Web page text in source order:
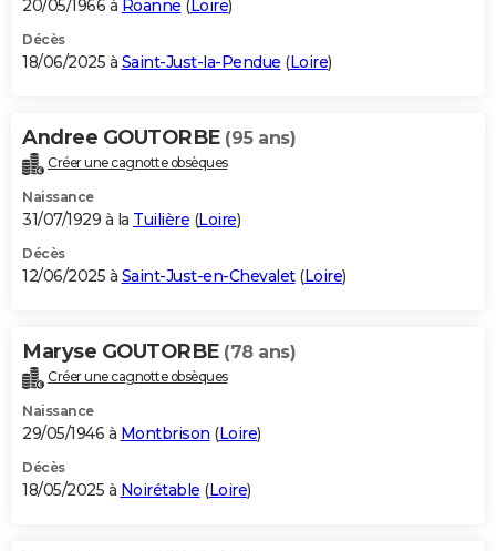
20/05/1966 à Roanne ( Loire)
Décès
18/06/2025 à Saint-Just-la-Pendue (Loire)
Andree GOUTORBE (95 ans)
Créer une cagnotte obsèques
Naissance
31/07/1929 à la Tuilière (Loire)
Décès
12/06/2025 à Saint-Just-en-Chevalet(Loire)
Maryse GOUTORBE (78 ans)
Créer une cagnotte obsèques
Naissance
29/05/1946 à Montbrison (Loire)
Décès
18/05/2025 à Noirétable (Loire)